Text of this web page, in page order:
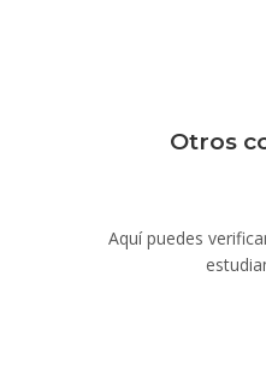
Otros
Aquí puedes